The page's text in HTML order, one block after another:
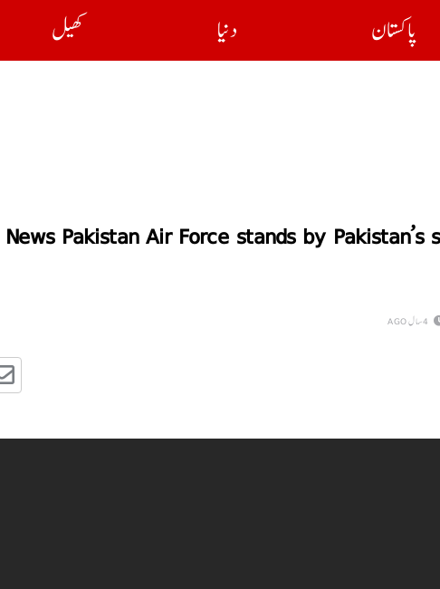
پاکستان دنیا کھیل
News Pakistan Air Force stands by
4 سال AGO